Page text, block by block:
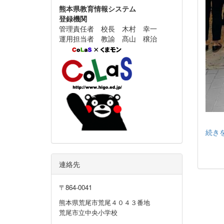
続き
熊本県教育情報システム
登録機関
管理責任者 校長 木村 幸一
運用担当者 教諭 髙山 穣治
連絡先
〒864‐0041
熊本県荒尾市荒尾４０４３番地
荒尾市立中央小学校